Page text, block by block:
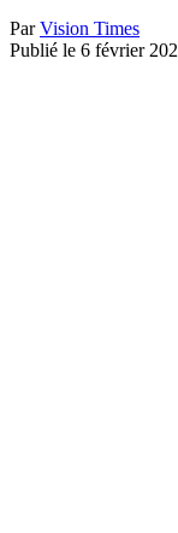
ParVision Times
Publié le 6 février